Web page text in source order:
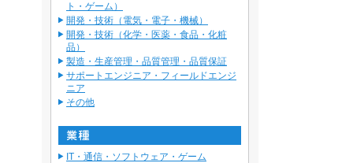
ト・ゲーム）
開発・技術（電気・電子・機械）
開発・技術（化学・医薬・食品・化粧
品）
製造・生産管理・品質管理・品質保証
サポートエンジニア・フィールドエンジ
ニア
その他
IT・通信・ソフトウェア・ゲーム